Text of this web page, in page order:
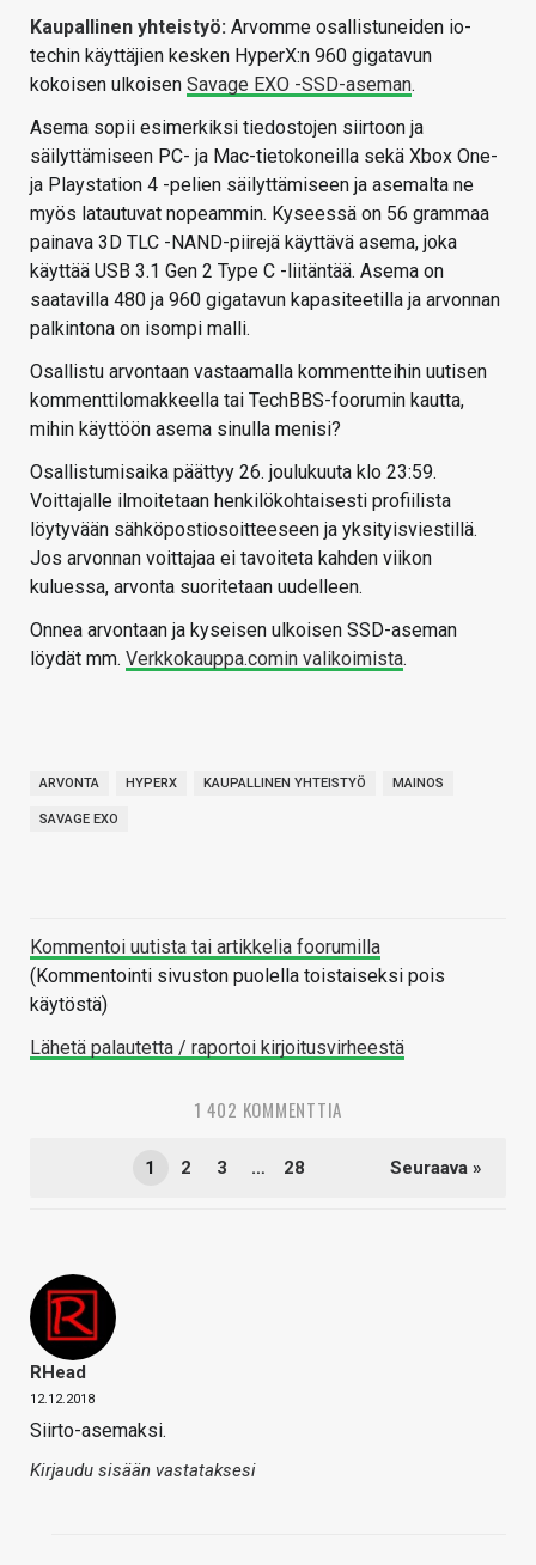
Kaupallinen yhteistyö: Arvomme osallistuneiden io-
techin käyttäjien kesken HyperX:n 960 gigatavun
kokoisen ulkoisen Savage EXO -SSD-aseman.
Asema sopii esimerkiksi tiedostojen siirtoon ja
säilyttämiseen PC- ja Mac-tietokoneilla sekä Xbox One-
ja Playstation 4 -pelien säilyttämiseen ja asemalta ne
myös latautuvat nopeammin. Kyseessä on 56 grammaa
painava 3D TLC -NAND-piirejä käyttävä asema, joka
käyttää USB 3.1 Gen 2 Type C -liitäntää. Asema on
saatavilla 480 ja 960 gigatavun kapasiteetilla ja arvonnan
palkintona on isompi malli.
Osallistu arvontaan vastaamalla kommentteihin uutisen
kommenttilomakkeella tai TechBBS-foorumin kautta,
mihin käyttöön asema sinulla menisi?
Osallistumisaika päättyy 26. joulukuuta klo 23:59.
Voittajalle ilmoitetaan henkilökohtaisesti profiilista
löytyvään sähköpostiosoitteeseen ja yksityisviestillä.
Jos arvonnan voittajaa ei tavoiteta kahden viikon
kuluessa, arvonta suoritetaan uudelleen.
Onnea arvontaan ja kyseisen ulkoisen SSD-aseman
löydät mm. Verkkokauppa.comin valikoimista.
ARVONTA HYPERX KAUPALLINEN YHTEISTYÖ MAINOS
SAVAGE EXO
Kommentoi uutista tai artikkelia foorumilla
(Kommentointi sivuston puolella toistaiseksi pois
käytöstä)
Lähetä palautetta / raportoi kirjoitusvirheestä
1 402 KOMMENTTIA
1 2 3 … 28 Seuraava »
RHead
12.12.2018
Siirto-asemaksi.
Kirjaudu sisään vastataksesi